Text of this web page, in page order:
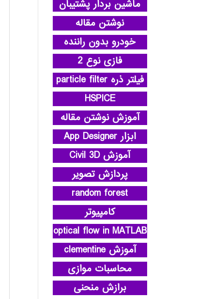
ماشین بردار پشتیبان
نوشتن مقاله
خودرو بدون راننده
فازی نوع 2
فیلتر ذره particle filter
HSPICE
آموزش نوشتن مقاله
ابزار App Designer
آموزش Civil 3D
پردازش تصویر
random forest
کامپیوتر
optical flow in MATLAB
آموزش clementine
محاسبات موازی
برازش منحنی